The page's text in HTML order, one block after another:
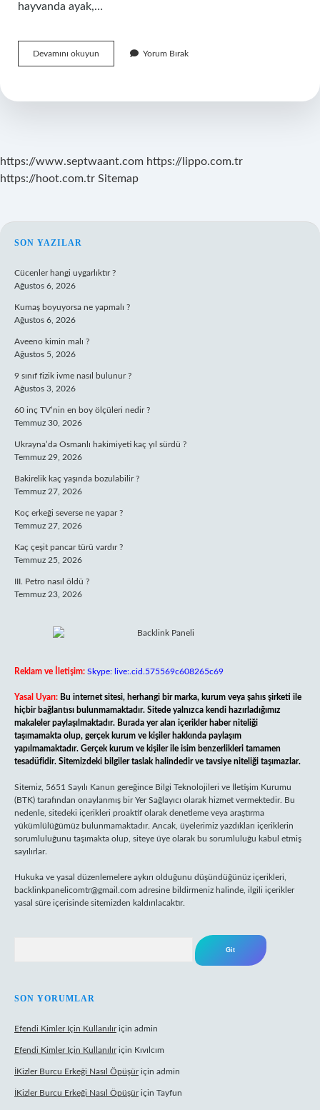
hayvanda ayak,…
Devamını okuyun
Ayak
Gelir
Yorum Bırak
https://www.septwaant.com https://lippo.com.tr
https://hoot.com.tr Sitemap
SIDEBAR
SON YAZILAR
Cücenler hangi uygarlıktır ?
Ağustos 6, 2026
Kumaş boyuyorsa ne yapmalı ?
Ağustos 6, 2026
Aveeno kimin malı ?
Ağustos 5, 2026
9 sınıf fizik ivme nasıl bulunur ?
Ağustos 3, 2026
60 inç TV’nin en boy ölçüleri nedir ?
Temmuz 30, 2026
Ukrayna’da Osmanlı hakimiyeti kaç yıl sürdü ?
Temmuz 29, 2026
Bakirelik kaç yaşında bozulabilir ?
Temmuz 27, 2026
Koç erkeği severse ne yapar ?
Temmuz 27, 2026
Kaç çeşit pancar türü vardır ?
Temmuz 25, 2026
III. Petro nasıl öldü ?
Temmuz 23, 2026
Reklam ve İletişim: Skype: live:.cid.575569c608265c69
Yasal Uyarı: Bu internet sitesi, herhangi bir marka, kurum veya şahıs şirketi ile
hiçbir bağlantısı bulunmamaktadır. Sitede yalnızca kendi hazırladığımız
makaleler paylaşılmaktadır. Burada yer alan içerikler haber niteliği
taşımamakta olup, gerçek kurum ve kişiler hakkında paylaşım
yapılmamaktadır. Gerçek kurum ve kişiler ile isim benzerlikleri tamamen
tesadüfidir. Sitemizdeki bilgiler taslak halindedir ve tavsiye niteliği taşımazlar.
Sitemiz, 5651 Sayılı Kanun gereğince Bilgi Teknolojileri ve İletişim Kurumu
(BTK) tarafından onaylanmış bir Yer Sağlayıcı olarak hizmet vermektedir. Bu
nedenle, sitedeki içerikleri proaktif olarak denetleme veya araştırma
yükümlülüğümüz bulunmamaktadır. Ancak, üyelerimiz yazdıkları içeriklerin
sorumluluğunu taşımakta olup, siteye üye olarak bu sorumluluğu kabul etmiş
sayılırlar.
Hukuka ve yasal düzenlemelere aykırı olduğunu düşündüğünüz içerikleri,
backlinkpanelicomtr@gmail.com adresine bildirmeniz halinde, ilgili içerikler
yasal süre içerisinde sitemizden kaldırılacaktır.
SON YORUMLAR
Efendi Kimler Için Kullanılıriçin admin
Efendi Kimler Için Kullanılıriçin Kıvılcım
İKizler Burcu Erkeği Nasıl Öpüşüriçin admin
İKizler Burcu Erkeği Nasıl Öpüşüriçin Tayfun